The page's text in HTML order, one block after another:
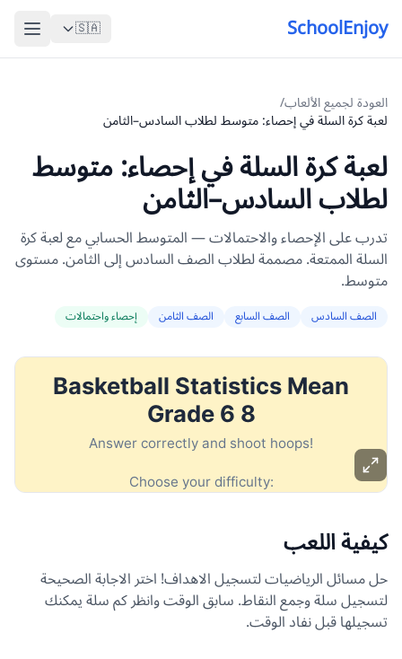
SchoolEnjoy
🇸🇦
العودة لجميع الألعاب/
لعبة كرة السلة في إحصاء: متوسط لطلاب السادس–الثامن
لعبة كرة السلة في إحصاء: متوسط
لطلاب السادس–الثامن
تدرب على الإحصاء والاحتمالات — المتوسط الحسابي مع لعبة كرة
السلة الممتعة. مصممة لطلاب الصف السادس إلى الثامن. مستوى
متوسط.
الصف السادس الصف السابع الصف الثامن إحصاء واحتمالات
كيفية اللعب
حل مسائل الرياضيات لتسجيل الاهداف! اختر الاجابة الصحيحة
لتسجيل سلة وجمع النقاط. سابق الوقت وانظر كم سلة يمكنك
تسجيلها قبل نفاد الوقت.